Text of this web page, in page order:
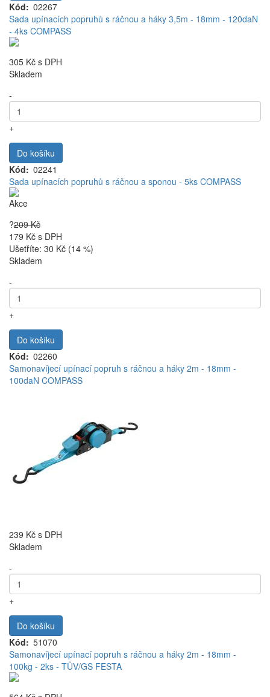
Kód
02267
Sada upínacích popruhů s ráčnou a háky 3,5m - 18mm - 120daN
- 4ks COMPASS
305 Kč s DPH
Skladem
-
+
Do košíku
Kód
02241
Sada upínacích popruhů s ráčnou a sponou - 5ks COMPASS
Akce
?209 Kč
179 Kč s DPH
Ušetříte: 30 Kč (14 %)
Skladem
-
+
Do košíku
Kód
02260
Samonavíjecí upínací popruh s ráčnou a háky 2m - 18mm -
100daN COMPASS
239 Kč s DPH
Skladem
-
+
Do košíku
Kód
51070
Samonavíjecí upínací popruh s ráčnou a háky 2m - 18mm -
100kg - 2ks - TÜV/GS FESTA